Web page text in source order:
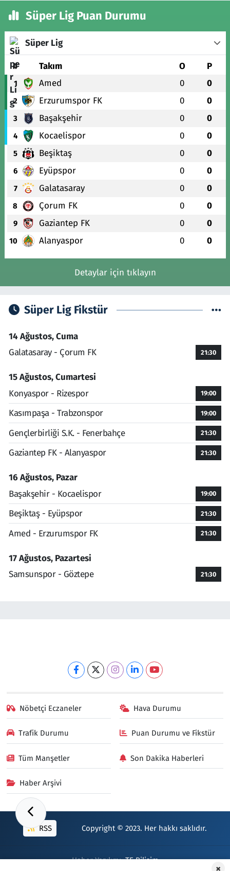
×
Süper Lig Puan Durumu
Süper Lig
# Takım O P
1 Amed 0 0
2 Erzurumspor FK 0 0
3 Başakşehir 0 0
4 Kocaelispor 0 0
5 Beşiktaş 0 0
6 Eyüpspor 0 0
7 Galatasaray 0 0
8 Çorum FK 0 0
9 Gaziantep FK 0 0
10 Alanyaspor 0 0
Detaylar için tıklayın
Süper Lig Fikstür
14 Ağustos, Cuma
Galatasaray - Çorum FK
21:30
15 Ağustos, Cumartesi
Konyaspor - Rizespor
19:00
Kasımpaşa - Trabzonspor 19:00
Gençlerbirliği S.K. - Fenerbahçe 21:30
Gaziantep FK - Alanyaspor 21:30
16 Ağustos, Pazar
Başakşehir - Kocaelispor
19:00
Beşiktaş - Eyüpspor 21:30
Amed - Erzurumspor FK 21:30
17 Ağustos, Pazartesi
Samsunspor - Göztepe
21:30
Nöbetçi Eczaneler Hava Durumu
Trafik Durumu Puan Durumu ve Fikstür
Tüm Manşetler Son Dakika Haberleri
Haber Arşivi
RSS Copyright © 2023. Her hakkı saklıdır.
Haber Yazılımı:TE Bilişim